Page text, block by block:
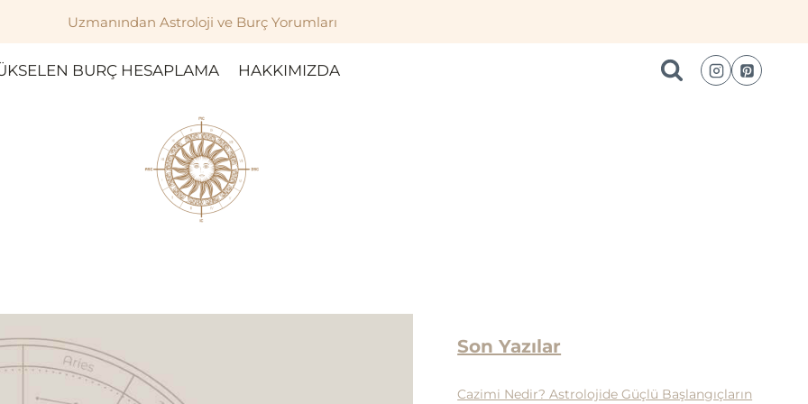
Uzmanından Astroloji ve Burç Yorumları
BURÇ HESAPLAMA HAKKIMIZDA
Son Yazılar
Cazimi Nedir? Astrolojide Güçlü Başlangıçların